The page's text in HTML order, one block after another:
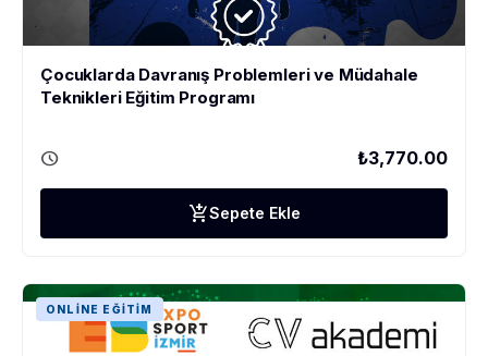
Çocuklarda Davranış Problemleri ve Müdahale
Teknikleri Eğitim Programı
schedule ₺3,770.00
add_shopping_cartSepete Ekle
ONLINE EĞITIM